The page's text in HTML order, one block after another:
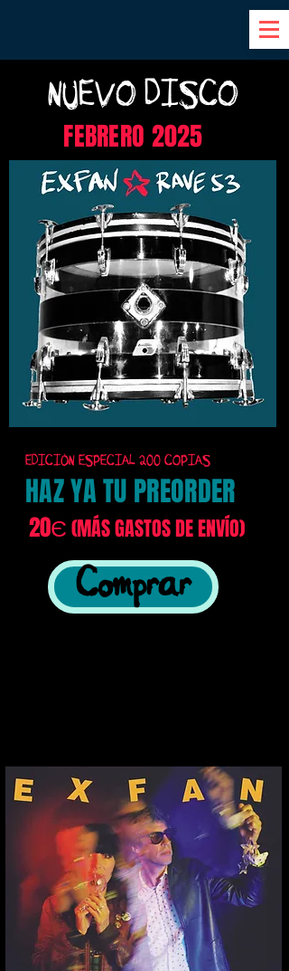
NUEVO DISCO
FEBRERO 2025
EDICIÓN ESPECIAL 200 COPIAS
HAZ YA TU PREORDER
20Є(MÁS GASTOS DE ENVÍO)
Comprar